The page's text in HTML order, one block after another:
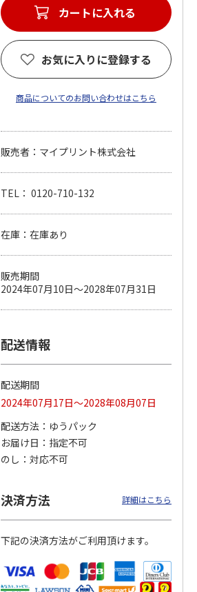
ペット線香 虹のか
なた フルーティフ
ローラルの香り
590円
(送料別・税込)
えBOX とりささ…
380円
(送料別・税込)
カートに入れる
お気に入りに登録する
商品についてのお問い合わせはこちら
販売者：マイプリント株式会社
TEL： 0120-710-132
在庫：在庫あり
販売期間
2024年07月10日～2028年07月31日
配送情報
配送期間
2024年07月17日～2028年08月07日
配送方法
ゆうパック
お届け日
指定不可
のし
対応不可
決済方法 詳細はこちら
下記の決済方法がご利用頂けます。